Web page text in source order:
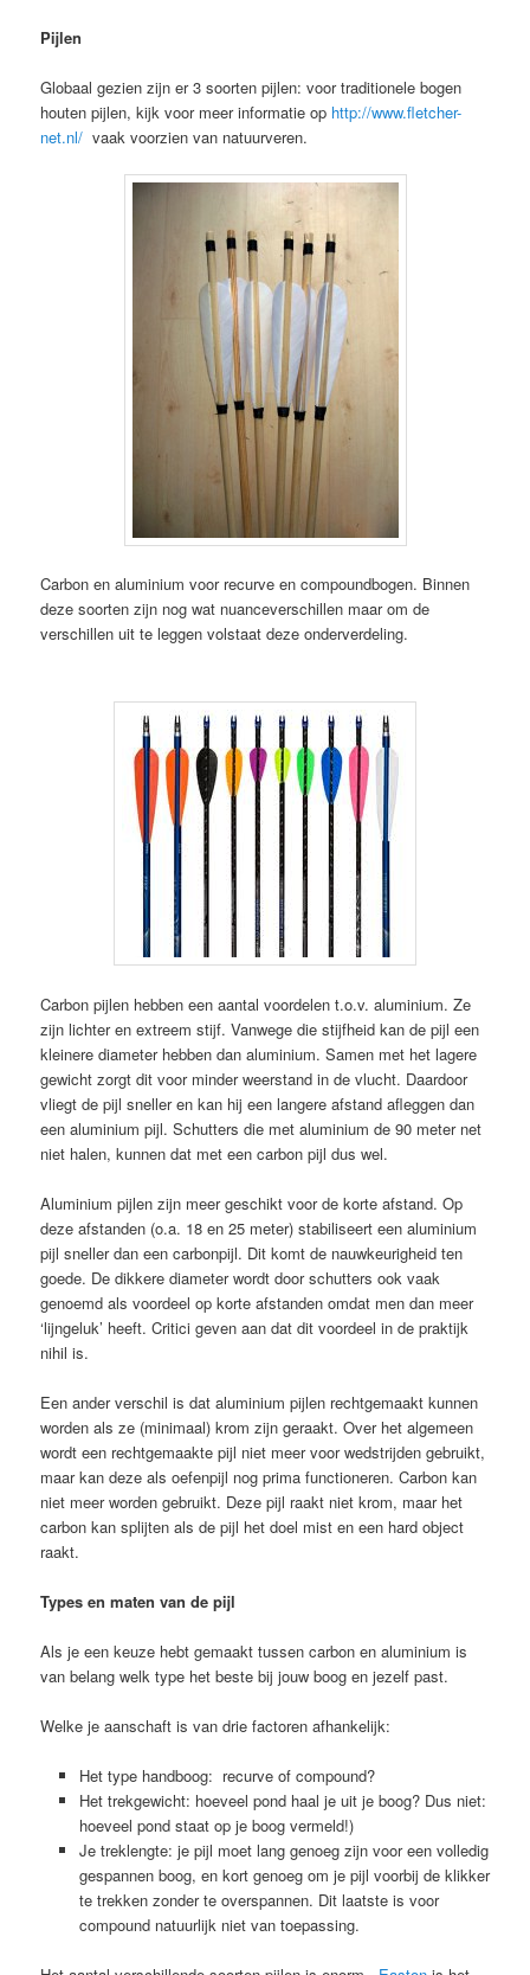
Pijlen
Globaal gezien zijn er 3 soorten pijlen: voor traditionele bogen
houten pijlen, kijk voor meer informatie op http://www.fletcher-
net.nl/ vaak voorzien van natuurveren.
Carbon en aluminium voor recurve en compoundbogen. Binnen
deze soorten zijn nog wat nuanceverschillen maar om de
verschillen uit te leggen volstaat deze onderverdeling.
Carbon pijlen hebben een aantal voordelen t.o.v. aluminium. Ze
zijn lichter en extreem stijf. Vanwege die stijfheid kan de pijl een
kleinere diameter hebben dan aluminium. Samen met het lagere
gewicht zorgt dit voor minder weerstand in de vlucht. Daardoor
vliegt de pijl sneller en kan hij een langere afstand afleggen dan
een aluminium pijl. Schutters die met aluminium de 90 meter net
niet halen, kunnen dat met een carbon pijl dus wel.
Aluminium pijlen zijn meer geschikt voor de korte afstand. Op
deze afstanden (o.a. 18 en 25 meter) stabiliseert een aluminium
pijl sneller dan een carbonpijl. Dit komt de nauwkeurigheid ten
goede. De dikkere diameter wordt door schutters ook vaak
genoemd als voordeel op korte afstanden omdat men dan meer
‘lijngeluk’ heeft. Critici geven aan dat dit voordeel in de praktijk
nihil is.
Een ander verschil is dat aluminium pijlen rechtgemaakt kunnen
worden als ze (minimaal) krom zijn geraakt. Over het algemeen
wordt een rechtgemaakte pijl niet meer voor wedstrijden gebruikt,
maar kan deze als oefenpijl nog prima functioneren. Carbon kan
niet meer worden gebruikt. Deze pijl raakt niet krom, maar het
carbon kan splijten als de pijl het doel mist en een hard object
raakt.
Types en maten van de pijl
Als je een keuze hebt gemaakt tussen carbon en aluminium is
van belang welk type het beste bij jouw boog en jezelf past.
Welke je aanschaft is van drie factoren afhankelijk:
Het type handboog: recurve of compound?
Het trekgewicht: hoeveel pond haal je uit je boog? Dus niet:
hoeveel pond staat op je boog vermeld!)
Je treklengte: je pijl moet lang genoeg zijn voor een volledig
gespannen boog, en kort genoeg om je pijl voorbij de klikker
te trekken zonder te overspannen. Dit laatste is voor
compound natuurlijk niet van toepassing.